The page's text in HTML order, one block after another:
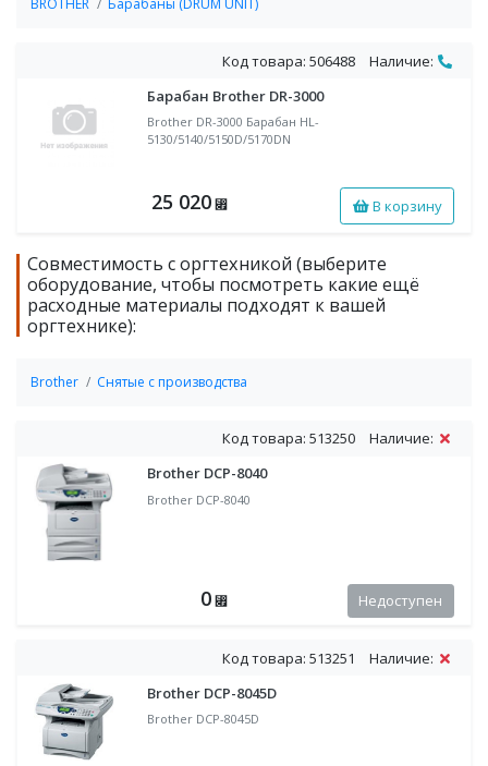
BROTHER Барабаны (DRUM UNIT)
Код товара: 506488
Наличие:
Барабан Brother DR-3000
Brother DR-3000 Барабан HL-
5130/5140/5150D/5170DN
25 020 ⃏ В корзину
Совместимость с оргтехникой (выберите
оборудование, чтобы посмотреть какие ещё
расходные материалы подходят к вашей
оргтехнике):
Brother Снятые с производства
Код товара: 513250
Наличие:
Brother DCP-8040
Brother DCP-8040
0 ⃏ Недоступен
Код товара: 513251
Наличие:
Brother DCP-8045D
Brother DCP-8045D